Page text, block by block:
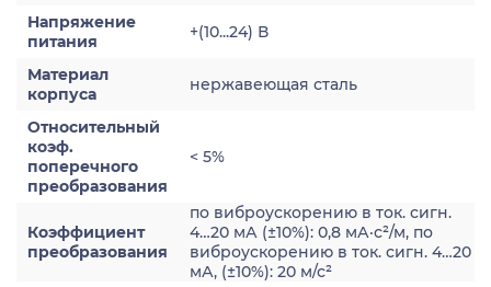
Напряжение
питания
+(10...24) В
Материал
корпуса
нержавеющая сталь
Относительный
коэф.
поперечного
преобразования
< 5%
Коэффициент
преобразования
по виброускорению в ток. сигн.
4…20 мА (±10%): 0,8 мА·с²/м, по
виброускорению в ток. сигн. 4…20
мА, (±10%): 20 м/с²